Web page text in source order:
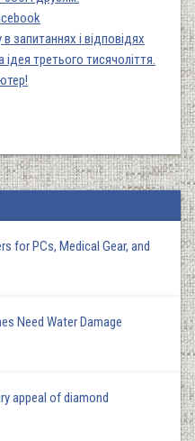
запитаннях і відповідях
третього тисячоліття.
for PCs, Medical Gear, and
Need Water Damage
appeal of diamond